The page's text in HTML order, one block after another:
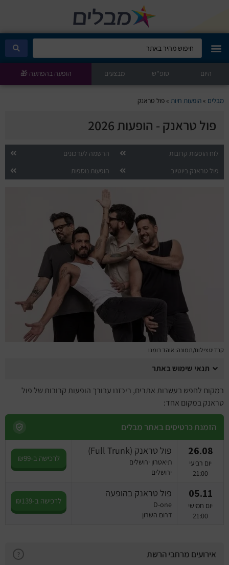
מבלים קלאב
הופעות היום
סטנדאפ
הצגות ילדים
הופעות חיות
מחול ובלט
קונצרטים
הרצאות
סרטים
חופשה והופעה
היום סופ"ש מבצעים הופעה בהפתעה 🎁
מבלים »הופעות חיות »פול טראנק
פול טראנק - הופעות 2026
לוח הופעות קרובות
הרשמה לעדכונים
פול טראנק ביוטיוב
הופעות נוספות
קרדיט צילום/תמונה: אוהד רומנו
תנאי שימוש באתר
במקום לחפש בעשרות אתרים, ריכזנו עבורך הופעות קרובות של פול
טראנק במקום אחד:
הזמנת כרטיסים באתר מבלים
26.08
יום רביעי
21:00
פול טראנק (Full Trunk)
תיאטרון ירושלים
ירושלים
לרכישה ב-₪99
05.11
יום חמישי
21:00
פול טראנק בהופעה
D-one
דרום השרון
לרכישה ב-₪139
אירועים מרחבי הרשת ?